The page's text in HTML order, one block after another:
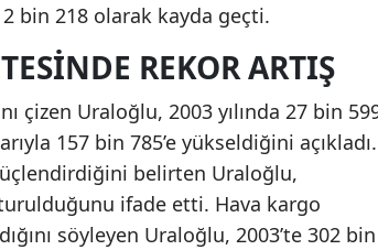
2 bin 218 olarak kayda geçti.
REKOR ARTIŞ
çizen Uraloğlu, 2003 yılında 27 bin
157 bin 785’e yükseldiğini açıkladı.
belirten Uraloğlu,
ifade etti. Hava kargo
söyleyen Uraloğlu, 2003’te 302 bin